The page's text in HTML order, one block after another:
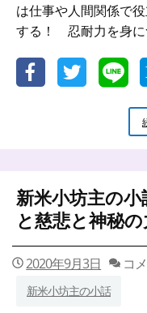
は仕事や人間関係で
する！ 忍耐力を身に
新米小坊主の
と慈悲と神秘
2020年9月3日 コ
新米小坊主の小話